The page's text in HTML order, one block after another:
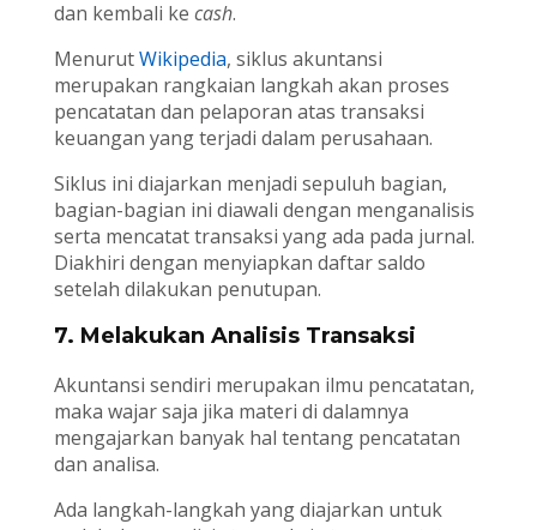
dan kembali ke cash.
MenurutWikipedia, siklus akuntansi
merupakan rangkaian langkah akan proses
pencatatan dan pelaporan atas transaksi
keuangan yang terjadi dalam perusahaan.
Siklus ini diajarkan menjadi sepuluh bagian,
bagian-bagian ini diawali dengan menganalisis
serta mencatat transaksi yang ada pada jurnal.
Diakhiri dengan menyiapkan daftar saldo
setelah dilakukan penutupan.
7. Melakukan Analisis Transaksi
Akuntansi sendiri merupakan ilmu pencatatan,
maka wajar saja jika materi di dalamnya
mengajarkan banyak hal tentang pencatatan
dan analisa.
Ada langkah-langkah yang diajarkan untuk